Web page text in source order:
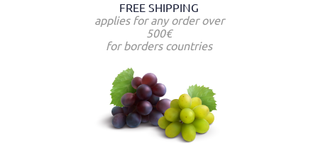
FREE SHIPPING
applies for any order over
500€
for borders countries